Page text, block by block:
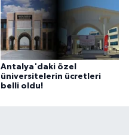
Antalya'daki özel
üniversitelerin ücretleri
belli oldu!